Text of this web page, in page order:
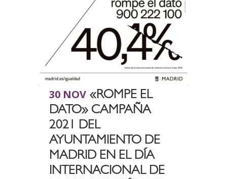
30 NOV «ROMPE EL
DATO» CAMPAÑA
2021 DEL
AYUNTAMIENTO DE
MADRID EN EL DÍA
INTERNACIONAL DE